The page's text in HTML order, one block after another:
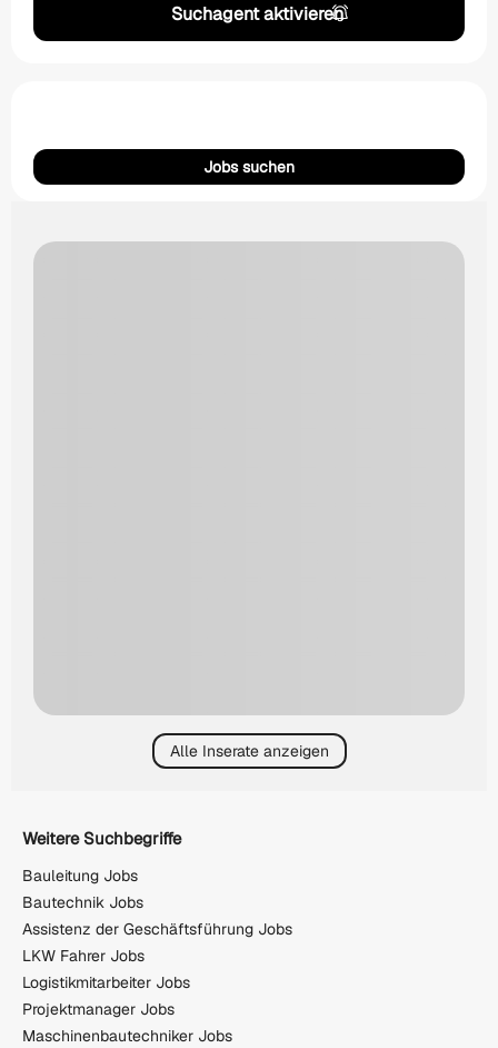
Suchagent aktivieren
Jobs suchen
Alle Inserate anzeigen
Weitere Suchbegriffe
Bauleitung Jobs
Bautechnik Jobs
Assistenz der Geschäftsführung Jobs
LKW Fahrer Jobs
Logistikmitarbeiter Jobs
Projektmanager Jobs
Maschinenbautechniker Jobs